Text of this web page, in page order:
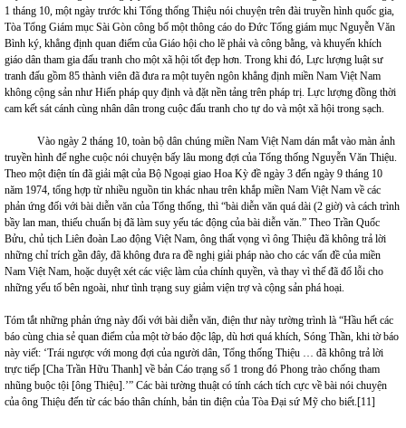
1 tháng 10, một ngày trước khi Tổng thống Thiệu nói chuyện trên đài truyền hình quốc gia,
Tòa Tổng Giám mục Sài Gòn công bố một thông cáo do Đức Tổng giám mục Nguyễn Văn
Bình ký, khẳng định quan điểm của Giáo hội cho lẽ phải và công bằng, và khuyến khích
giáo dân tham gia đấu tranh cho một xã hội tốt đẹp hơn. Trong khi đó, Lực lượng luật sư
tranh đấu gồm 85 thành viên đã đưa ra một tuyên ngôn khẳng định miền Nam Việt Nam
không cộng sản như Hiến pháp quy định và đặt nền tảng trên pháp trị. Lực lượng đồng thời
cam kết sát cánh cùng nhân dân trong cuộc đấu tranh cho tự do và một xã hội trong sạch.
Vào ngày 2 tháng 10, toàn bộ dân chúng miền Nam Việt Nam dán mắt vào màn ảnh
truyền hình để nghe cuộc nói chuyện bấy lâu mong đợi của Tổng thống Nguyễn Văn Thiệu.
Theo một điện tín đã giải mật của Bộ Ngoại giao Hoa Kỳ đề ngày 3 đến ngày 9 tháng 10
năm 1974, tổng hợp từ nhiều nguồn tin khác nhau trên khắp miền Nam Việt Nam về các
phản ứng đối với bài diễn văn của Tổng thống, thì “bài diễn văn quá dài (2 giờ) và cách trình
bầy lan man, thiếu chuẩn bị đã làm suy yếu tác động của bài diễn văn.” Theo Trần Quốc
Bửu, chủ tịch Liên đoàn Lao động Việt Nam, ông thất vọng vì ông Thiệu đã không trả lời
những chỉ trích gần đây, đã không đưa ra đề nghị giải pháp nào cho các vấn đề của miền
Nam Việt Nam, hoặc duyệt xét các việc làm của chính quyền, và thay vì thế đã đổ lỗi cho
những yếu tố bên ngoài, như tình trạng suy giảm viện trợ và cộng sản phá hoại.
Tóm tắt những phản ứng này đối với bài diễn văn, điện thư này tường trình là “Hầu hết các
báo cùng chia sẻ quan điểm của một tờ báo độc lập, dù hơi quá khích, Sóng Thần, khi tờ báo
này viết: ‘Trái ngược với mong đợi của người dân, Tổng thống Thiệu … đã không trả lời
trực tiếp [Cha Trần Hữu Thanh] về bản Cáo trạng số 1 trong đó Phong trào chống tham
nhũng buộc tội [ông Thiệu].’” Các bài tường thuật có tính cách tích cực về bài nói chuyện
của ông Thiệu đến từ các báo thân chính, bản tin điện của Tòa Đại sứ Mỹ cho biết.[11]